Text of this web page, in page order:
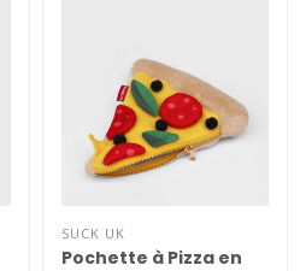
SUCK UK
Pochette à Pizza en